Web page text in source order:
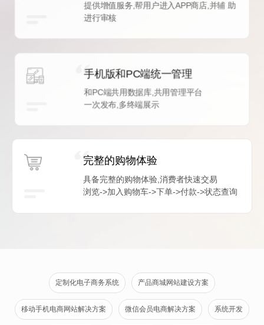
提供增值服务,帮用户进入APP商店,并辅 助
进行审核
手机版和PC端统一管理
和PC端共用数据库,共用管理平台
一次发布,多终端展示
完整的购物体验
具备完整的购物体验,消费者快速交易
浏览->加入购物车->下单->付款->状态查询
定制化电子商务系统 产品商城网站建设方案
移动手机电商网站解决方案 微信会员电商解决方案 系统开发